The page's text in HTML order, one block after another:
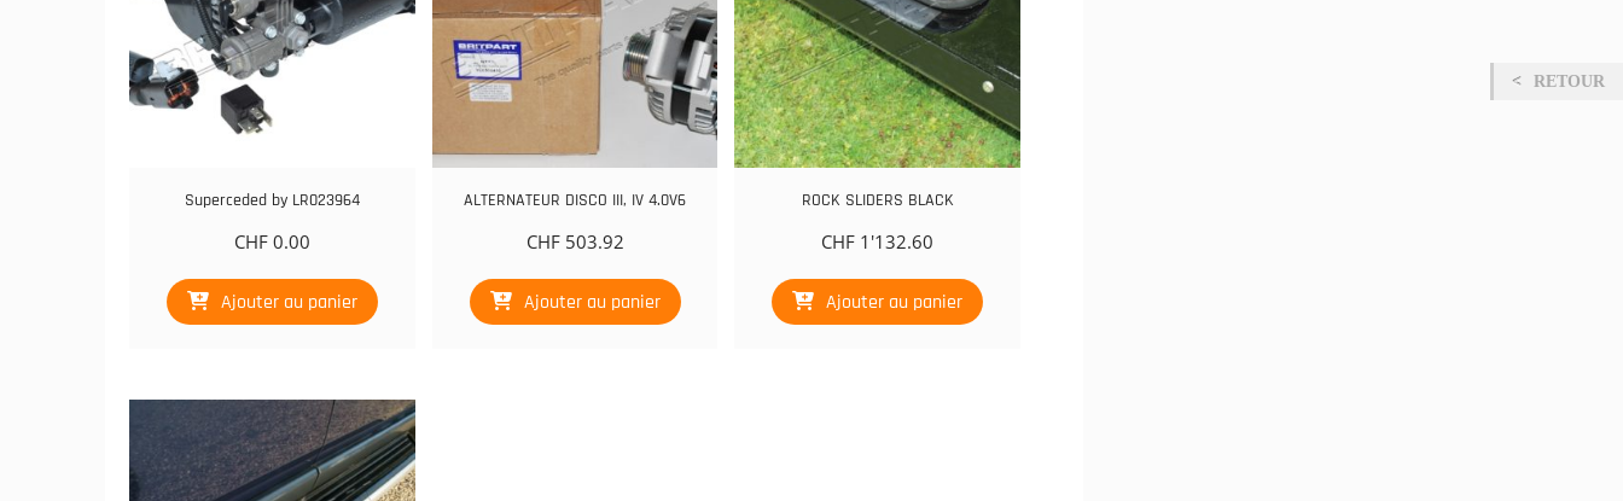
Superceded by LR023964
CHF0.00
Ajouter au panier
ALTERNATEUR DISCO III, IV 4.0V6
CHF503.92
Ajouter au panier
ROCK SLIDERS BLACK
CHF 1'132.60
Ajouter au panier
RETOUR